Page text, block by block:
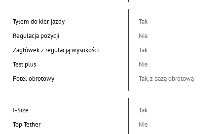
Tyłem do kier. jazdy
Tak
Regulacja pozycji
Nie
Zagłówek z regulacją wysokości
Tak
Test plus
Nie
Fotel obrotowy
Tak, z bazą obrotową
I-Size
Tak
Top Tether
Nie